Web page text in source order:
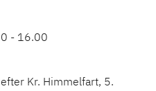
- 16.00
Kr. Himmelfart, 5.